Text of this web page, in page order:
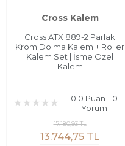
Cross Kalem
Cross ATX 889-2 Parlak
Krom Dolma Kalem + Roller
Kalem Set | İsme Özel
Kalem
0.0 Puan - 0
Yorum
13.744,75 TL
17.180,93 TL